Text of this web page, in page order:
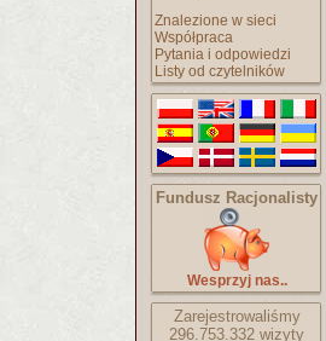
Znalezione w sieci
Współpraca
Pytania i odpowiedzi
Listy od czytelników
Fundusz Racjonalisty
Wesprzyj nas..
Zarejestrowaliśmy
296.753.332 wizyty